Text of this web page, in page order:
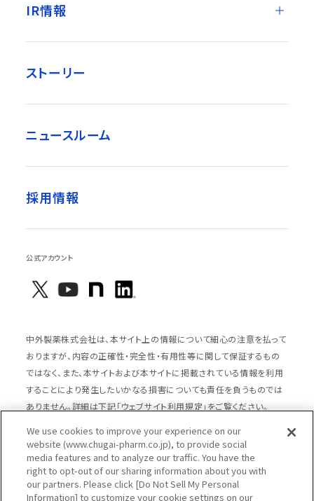
IR情報
ストーリー
ニュースルーム
採用情報
公式アカウント
中外製薬株式会社は、本サイト上の情報について細心の注意を払って
おりますが、内容の正確性・完全性・有用性等に関して保証するもの
ではなく、また、本サイトおよび本サイトに掲載されている情報を利用
することにより発生したいかなる損害についても責任を負うものでは
ありません。詳細は下記「ウェブサイト利用規定」をご覧ください。
サイトマップ
ウェブサイト利用規定
個人情報の取扱いのご案内
ソーシャルメディアポリシー
We use cookies to improve your experience on our
website (www.chugai-pharm.co.jp), to provide social
media features and to analyze our traffic. You have the
right to opt-out of our sharing information about you with
our partners. Please click [Do Not Sell My Personal
Information] to customize your cookie settings on our